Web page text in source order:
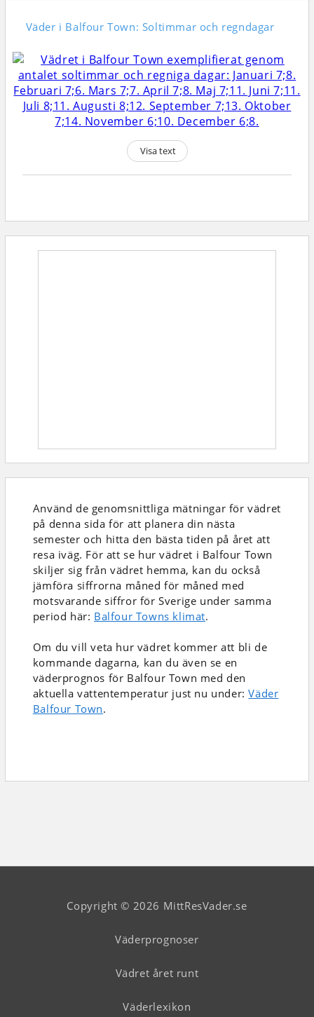
Väder i Balfour Town: Soltimmar och regndagar
Visa text
Använd de genomsnittliga mätningar för vädret
på denna sida för att planera din nästa
semester och hitta den bästa tiden på året att
resa iväg. För att se hur vädret i Balfour Town
skiljer sig från vädret hemma, kan du också
jämföra siffrorna måned för måned med
motsvarande siffror för Sverige under samma
period här: Balfour Towns klimat.
Om du vill veta hur vädret kommer att bli de
kommande dagarna, kan du även se en
väderprognos för Balfour Town med den
aktuella vattentemperatur just nu under:Väder
Balfour Town.
Copyright © 2026 MittResVader.se
Väderprognoser
Vädret året runt
Väderlexikon